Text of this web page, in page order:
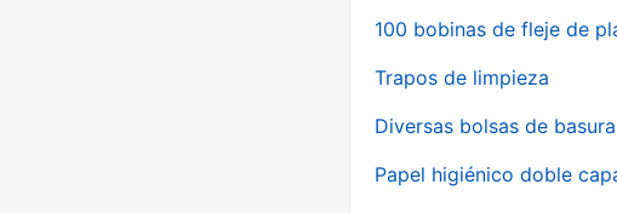
100 bobinas de fleje de
Trapos de limpieza
Diversas bolsas de basura
Papel higiénico doble